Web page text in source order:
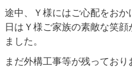
途中、Ｙ様にはご心配をお
日はＹ様ご家族の素敵な笑
ました。
まだ外構工事等が残ってお